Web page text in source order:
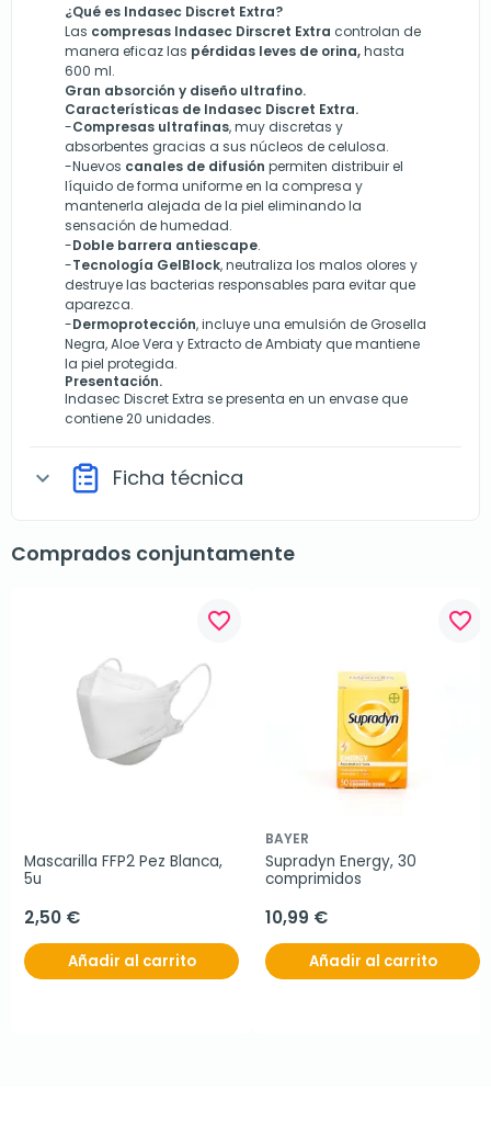
¿Qué es Indasec Discret Extra?
Las compresas Indasec Dirscret Extra controlan de
manera eficaz las pérdidas leves de orina,hasta
600 ml.
Gran absorción y diseño ultrafino.
Características de Indasec Discret Extra.
-Compresas ultrafinas, muy discretas y
absorbentes gracias a sus núcleos de celulosa.
-Nuevos canales de difusión permiten distribuir el
líquido de forma uniforme en la compresa y
mantenerla alejada de la piel eliminando la
sensación de humedad.
-Doble barrera antiescape.
-Tecnología GelBlock, neutraliza los malos olores y
destruye las bacterias responsables para evitar que
aparezca.
-Dermoprotección, incluye una emulsión de Grosella
Negra, Aloe Vera y Extracto de Ambiaty que mantiene
la piel protegida.
Presentación.
Indasec Discret Extra se presenta en un envase que
contiene 20 unidades.
expand_more Ficha técnica
Comprados conjuntamente
favorite_border
Mascarilla FFP2 Pez Blanca,
5u
2,50 €
Añadir al carrito
favorite_border
BAYER
Supradyn Energy, 30
comprimidos
10,99 €
Añadir al carrito